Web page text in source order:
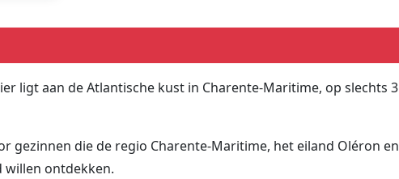
ligt aan de Atlantische kust in Charente-Maritime, op slechts 3
gezinnen die de regio Charente-Maritime, het eiland Oléron en
willen ontdekken.